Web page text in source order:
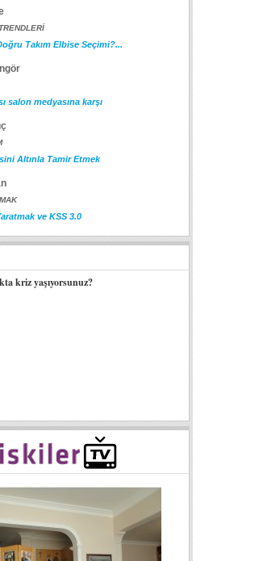
Takım Elbise Seçimi?...
salon medyasına karşı
Altınla Tamir Etmek
ve KSS 3.0
kriz yaşıyorsunuz?